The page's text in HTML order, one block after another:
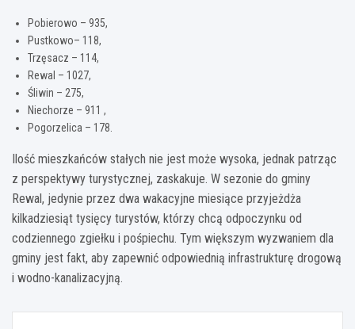
Pobierowo – 935,
Pustkowo– 118,
Trzęsacz – 114,
Rewal – 1027,
Śliwin – 275,
Niechorze – 911 ,
Pogorzelica – 178.
Ilość mieszkańców stałych nie jest może wysoka, jednak patrząc
z perspektywy turystycznej, zaskakuje. W sezonie do gminy
Rewal, jedynie przez dwa wakacyjne miesiące przyjeżdża
kilkadziesiąt tysięcy turystów, którzy chcą odpoczynku od
codziennego zgiełku i pośpiechu. Tym większym wyzwaniem dla
gminy jest fakt, aby zapewnić odpowiednią infrastrukturę drogową
i wodno-kanalizacyjną.